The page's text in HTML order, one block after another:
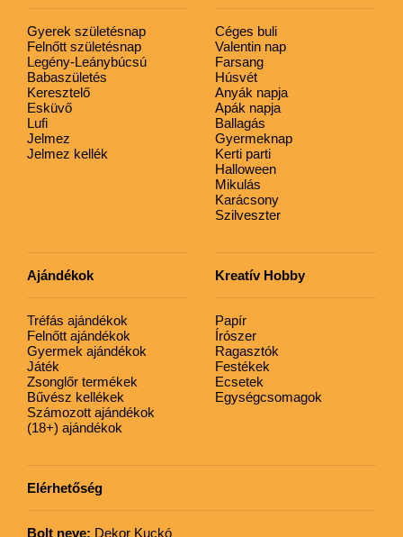
Gyerek születésnap
Felnőtt születésnap
Legény-Leánybúcsú
Babaszületés
Keresztelő
Esküvő
Lufi
Jelmez
Jelmez kellék
Céges buli
Valentin nap
Farsang
Húsvét
Anyák napja
Apák napja
Ballagás
Gyermeknap
Kerti parti
Halloween
Mikulás
Karácsony
Szilveszter
Ajándékok
Tréfás ajándékok
Felnőtt ajándékok
Gyermek ajándékok
Játék
Zsonglőr termékek
Bűvész kellékek
Számozott ajándékok
(18+) ajándékok
Kreatív Hobby
Papír
Írószer
Ragasztók
Festékek
Ecsetek
Egységcsomagok
Elérhetőség
Bolt neve: Dekor Kuckó